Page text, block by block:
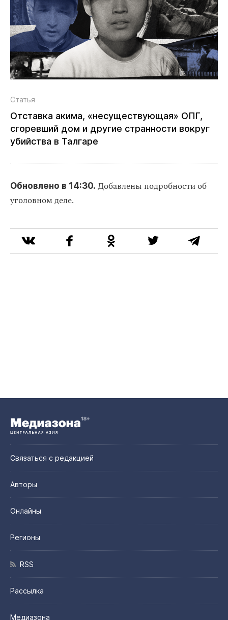
Статья
Отставка акима, «несуществующая» ОПГ,
сгоревший дом и другие странности вокруг
убийства в Талгаре
Обновлено в 14:30. Добавлены подробности об
уголовном деле.
Связаться с редакцией
Авторы
Онлайны
Регионы
RSS
Рассылка
Медиазона